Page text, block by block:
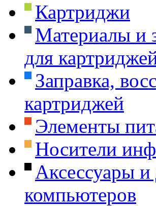
Картриджи
Материалы и
для
Заправка,
картриджей
Элементы
Носители
Аксессуары и
компьютеров